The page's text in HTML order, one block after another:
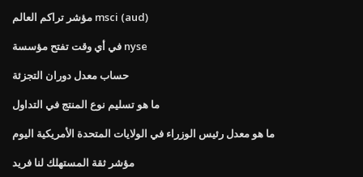
مؤشر تراكم العالم msci (aud)
في أي وقت تفتح مؤسسة nyse
حساب معدل دوران التجزئة
ما هو تسليم نوع المنتج في التداول
ما هو معدل رئيس الوزراء في الولايات المتحدة الأمريكية اليوم
مؤشر ثقة المستهلك لنا فريد